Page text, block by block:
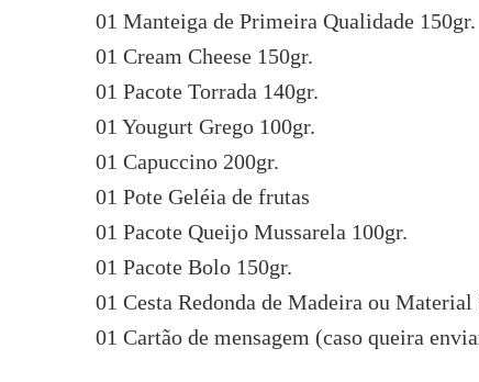
01 Manteiga de Primeira Qualidade 150gr.
01 Cream Cheese 150gr.
01 Pacote Torrada 140gr.
01 Yougurt Grego 100gr.
01 Capuccino 200gr.
01 Pote Geléia de frutas
01 Pacote Queijo Mussarela 100gr.
01 Pacote Bolo 150gr.
01 Cesta Redonda de Madeira ou
01 Cartão de mensagem (caso queira